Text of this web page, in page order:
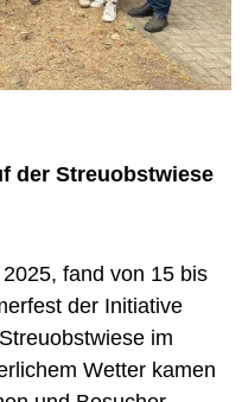
e
r
t
der Streuobstwiese
fand von 15 bis
der Initiative
im
Wetter kamen